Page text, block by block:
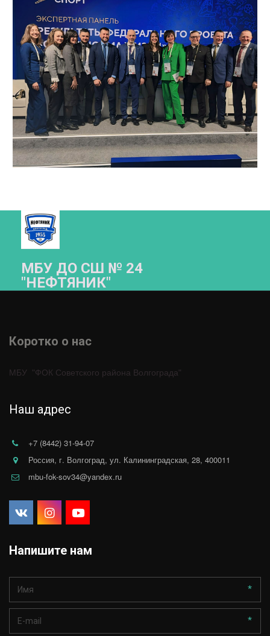
МБУ ДО СШ № 24
"НЕФТЯНИК"­­
Коротко о нас
МБУ  "ФОК Советского района Волгограда"
Наш адрес
+7 (8442) 31-94-07
Россия, г. Волгоград, ул. Калининградская, 28, 400011
mbu-fok-sov34@yandex.ru
Напишите нам
*
*